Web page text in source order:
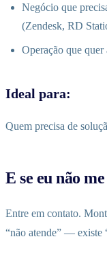
Negócio que
(Zendesk, RD
Operação que quer
Ideal para:
Quem precisa de
E se eu não
Entre em contato.
“não atende” — existe